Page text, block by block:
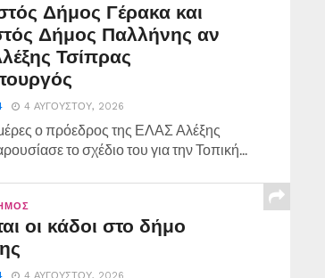
Δήμος Γέρακα και
Δήμος Παλλήνης αν
Τσίπρας
4 ΑΥΓΟΎΣΤΟΥ, 2026
ο πρόεδρος της ΕΛΑΣ Αλέξης
το σχέδιο του για την Τοπική...
οι κάδοι στο δήμο
4 ΑΥΓΟΎΣΤΟΥ, 2026